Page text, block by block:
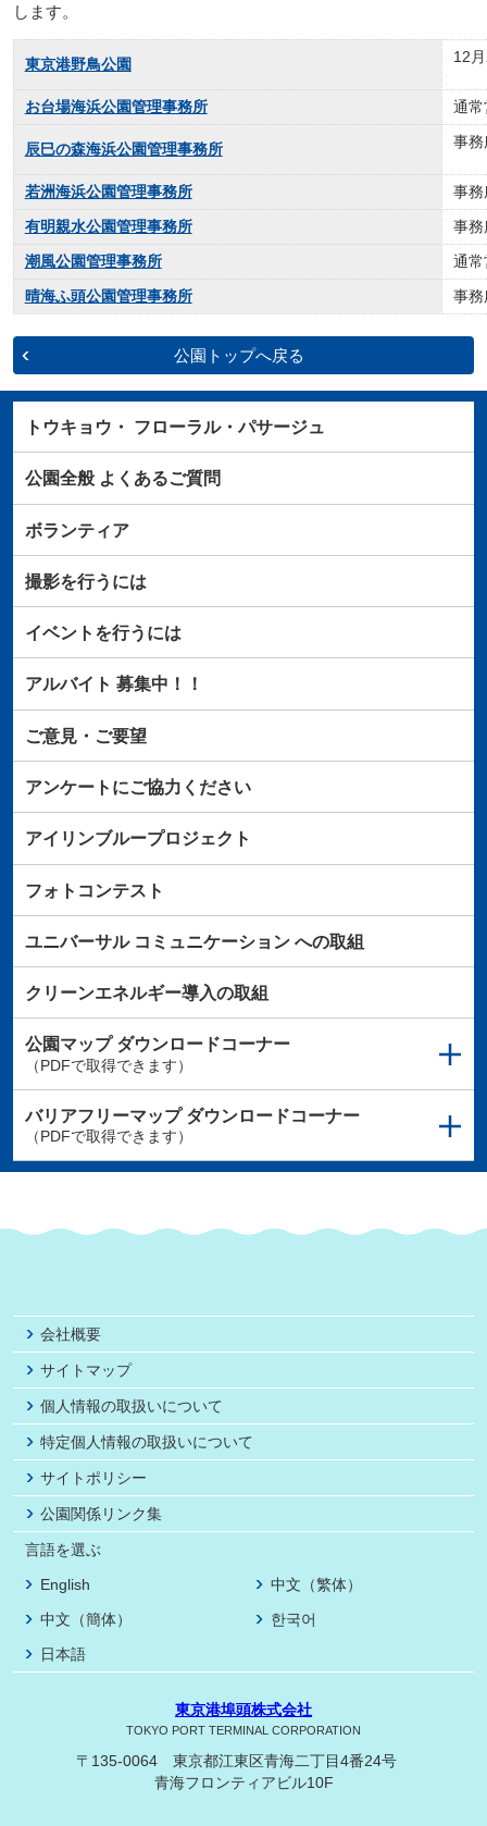
します。
東京港野鳥公園 12
お台場海浜公園管理事務所 通常
辰巳の森海浜公園管理事務所 事務
若洲海浜公園管理事務所
事
有明親水公園管理事務所
事務
潮風公園管理事務所
通常
晴海ふ頭公園管理事務所
事
公園トップへ戻る
トウキョウ・ フローラル・パサージュ
公園全般よくあるご質問
ボランティア
撮影を行うには
イベントを行うには
アルバイト 募集中！！
ご意見・ご要望
アンケートにご協力ください
アイリンブループロジェクト
フォトコンテスト
ユニバーサルコミュニケーションへの取組
クリーンエネルギー導入の取組
公園マップダウンロードコーナー
（PDFで取得できます）
バリアフリーマップダウンロードコーナー
（PDFで取得できます）
会社概要
サイトマップ
個人情報の取扱いについて
特定個人情報の取扱いについて
サイトポリシー
公園関係リンク集
言語を選ぶ
English
中文（繁体）
中文（簡体）
한국어
日本語
東京港埠頭株式会社
TOKYO PORT TERMINAL CORPORATION
〒135-0064 東京都江東区青海二丁目4番24号
青海フロンティアビル10F